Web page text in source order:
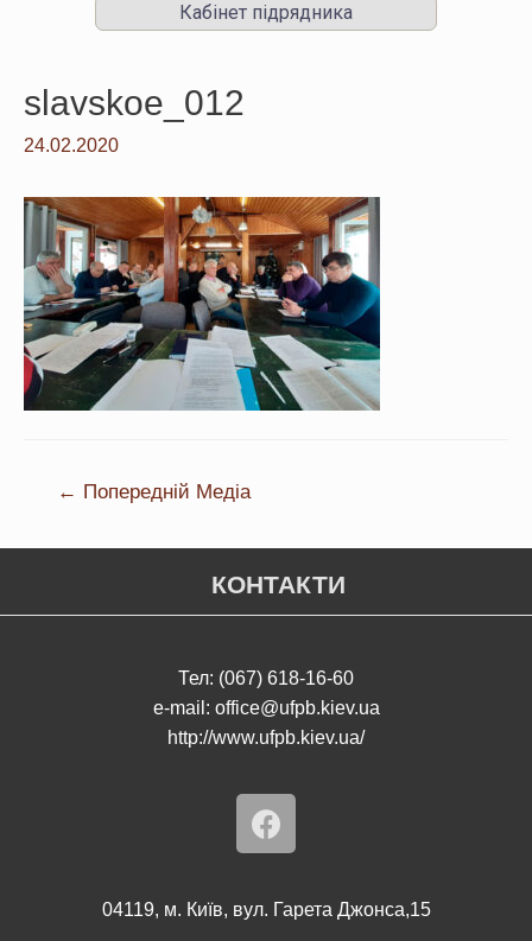
Кабінет підрядника
slavskoe_012
24.02.2020
← Попередній Медіа
КОНТАКТИ
Тел: (067) 618-16-60
e-mail: office@ufpb.kiev.ua
http://www.ufpb.kiev.ua/
04119, м. Київ, вул. Гарета Джонса,15